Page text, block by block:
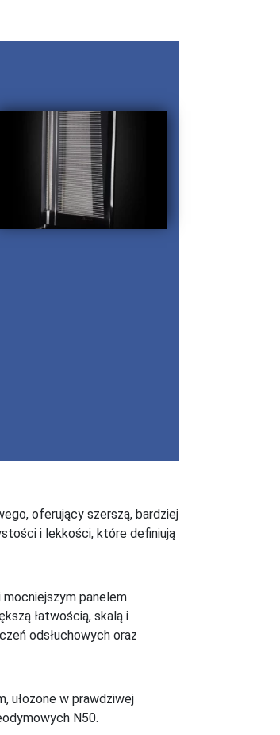
oferujący szerszą, bardziej
i lekkości, które definiują
mocniejszym panelem
łatwością, skalą i
odsłuchowych oraz
ułożone w prawdziwej
N50.